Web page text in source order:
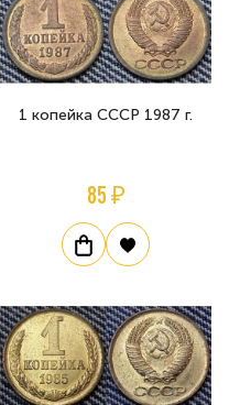
1 копейка СССР 1987 г.
85 ₽